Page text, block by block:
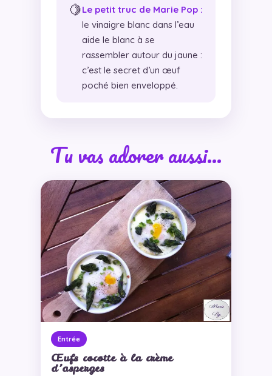
🍋Le petit truc de Marie Pop :
le vinaigre blanc dans l’eau
aide le blanc à se
rassembler autour du jaune :
c’est le secret d’un œuf
poché bien enveloppé.
Tu vas adorer aussi…
Entrée
Œufs cocotte à la crème
d’asperges